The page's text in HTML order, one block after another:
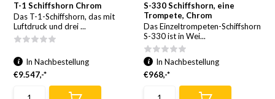
T-1 Schiffshorn Chrom
Das T-1-Schiffshorn, das mit
Luftdruck und drei ...
In Nachbestellung
€9.547,-*
S-330 Schiffshorn, eine
Trompete, Chrom
Das Einzeltrompeten-Schiffshorn
S-330 ist in Wei...
In Nachbestellung
€968,-*